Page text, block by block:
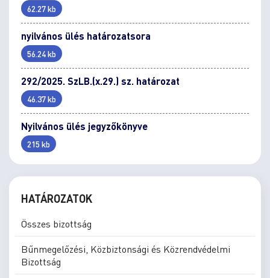
62.27 kb
nyilvános ülés határozatsora
56.24 kb
292/2025. SzLB.(x.29.) sz. határozat
46.37 kb
Nyilvános ülés jegyzőkönyve
215 kb
HATÁROZATOK
Összes bizottság
Bűnmegelőzési, Közbiztonsági és Közrendvédelmi
Bizottság